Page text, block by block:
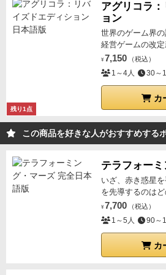
残り1点
アグリコラ
ョン
世界のゲーム界
経営ゲームの改
¥ 7,150 （税込）
1～4人 30～
カ
この商品を好きな人がおすすめする
テラフォー
いざ、赤き惑星
を先導するのは
¥ 7,700 （税込）
1～5人 90～
カ